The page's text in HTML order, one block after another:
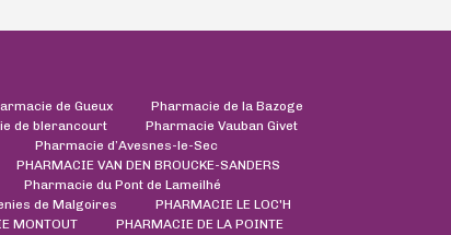
de Gueux
Pharmacie de la Bazoge
de blerancourt
Pharmacie Vauban Givet
Pharmacie d’Avesnes-le-Sec
PHARMACIE VAN DEN BROUCKE-SANDERS
Pharmacie du Pont de Lameilhé
de Malgoires
PHARMACIE LE LOC'H
MONTOUT PHARMACIE DE LA POINTE